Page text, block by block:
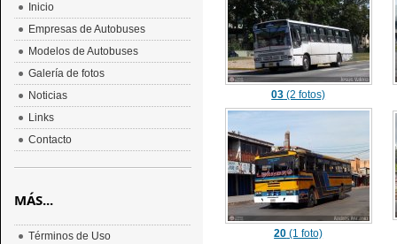
03 (2 fotos)
20 (1 foto)
Inicio
Empresas de Autobuses
Modelos de Autobuses
Galería de fotos
Noticias
Links
Contacto
MÁS...
Términos de Uso